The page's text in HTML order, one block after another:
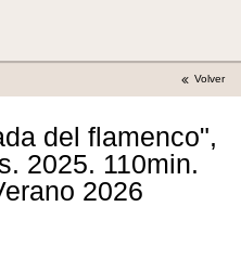
Volver
del flamenco",
2025. 110min.
2026